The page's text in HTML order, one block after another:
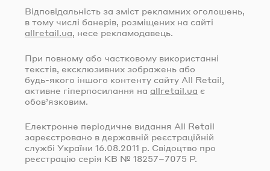
Відповідальність за зміст рекламних оголошень,
в тому числі банерів, розміщених на сайті
allretail.ua, несе рекламодавець.
При повному або частковому використанні
текстів, ексклюзивних зображень або
будь-якого іншого контенту сайту All Retail,
активне гіперпосилання на allretail.ua є
обов’язковим.
Електронне періодичне видання All Retail
зареєстровано в державній реєстраційній
службі України 16.08.2011 р. Свідоцтво про
реєстрацію серія КВ № 18257–7075 Р.